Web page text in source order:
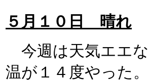
５月１０日 晴れ
今週は天気エエ
温が１４度やった